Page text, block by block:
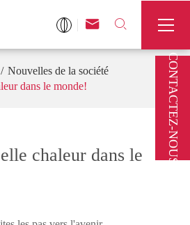
 

Nouvelles de la société
dans le monde!
chaleur dans le
CONTACTEZ-NOUS